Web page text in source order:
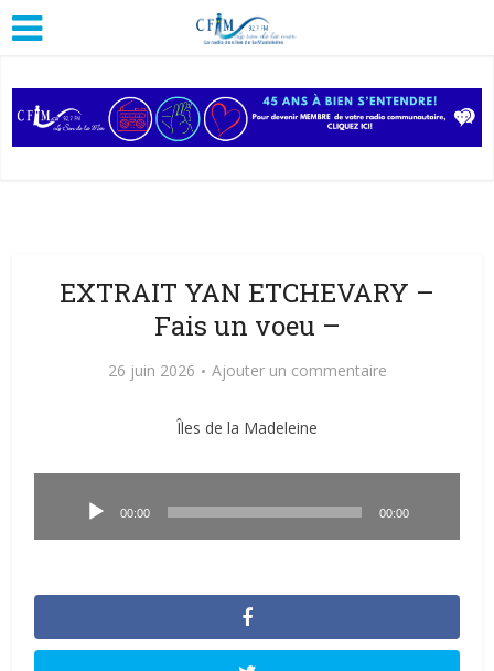
EXTRAIT YAN ETCHEVARY –
Fais un voeu –
26 juin 2026 Ajouter un commentaire
Îles de la Madeleine
00:00 00:00